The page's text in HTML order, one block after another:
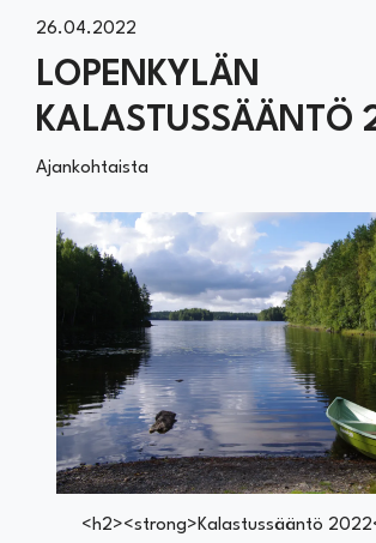
26.04.2022
LOPENKYLÄN
KALASTUSSÄÄNTÖ
Ajankohtaista
<h2><strong>Kalastussääntö